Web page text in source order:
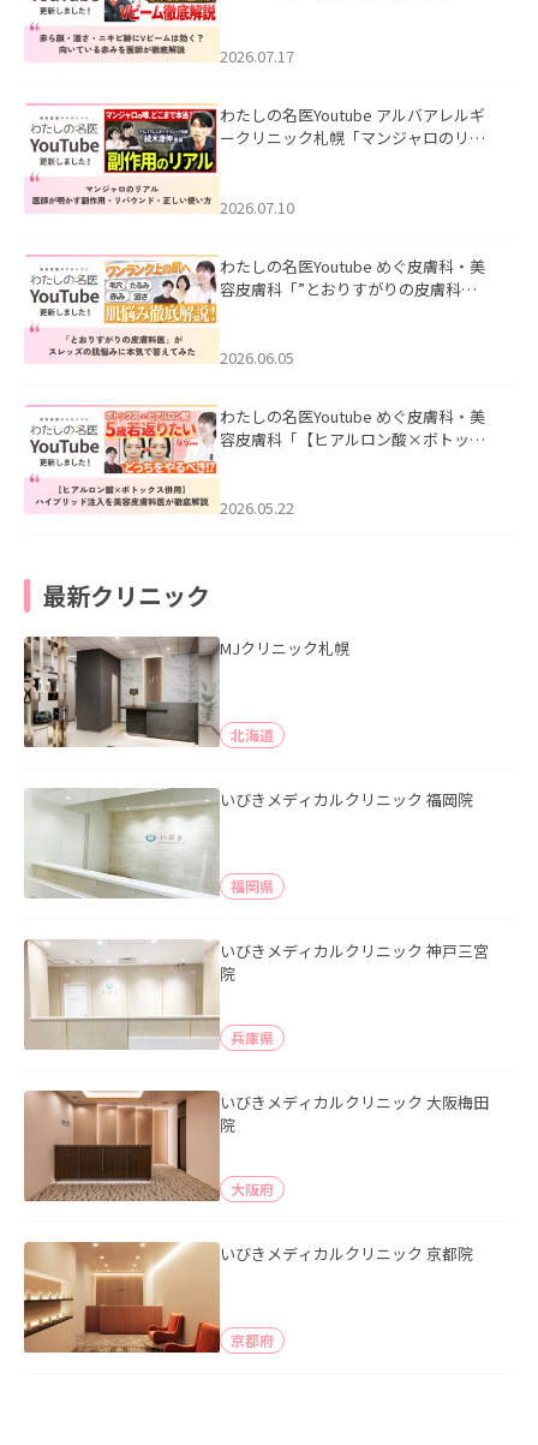
した。
2026.07.17
わたしの名医Youtube アルバアレルギ
ークリニック札幌「マンジャロのリア
た。
2026.07.10
わたしの名医Youtube めぐ皮膚科・美
容皮膚科「”とおりすがりの皮膚科
2026.06.05
わたしの名医Youtube めぐ皮膚科・美
容皮膚科「【ヒアルロン酸×ボトック
た。
2026.05.22
最新クリニック
MJクリニック札幌
北海道
いびきメディカルクリニック 福岡院
福岡県
いびきメディカルクリニック 神戸三宮
院
兵庫県
いびきメディカルクリニック 大阪梅田
院
大阪府
いびきメディカルクリニック 京都院
京都府